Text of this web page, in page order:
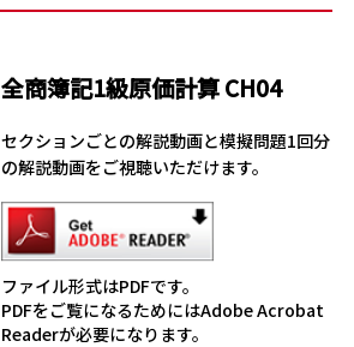
全商簿記1級原価計算 CH04
セクションごとの解説動画と模擬問題1回分
の解説動画をご視聴いただけます。
ファイル形式はPDFです。
PDFをご覧になるためにはAdobe Acrobat
Readerが必要になります。